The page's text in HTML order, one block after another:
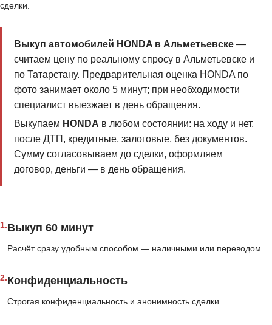
сделки.
Выкуп автомобилей HONDA в Альметьевске—
считаем цену по реальному спросу в Альметьевске и
по Татарстану. Предварительная оценка HONDA по
фото занимает около 5 минут; при необходимости
специалист выезжает в день обращения.
Выкупаем HONDA в любом состоянии: на ходу и нет,
после ДТП, кредитные, залоговые, без документов.
Сумму согласовываем до сделки, оформляем
договор, деньги — в день обращения.
1.Выкуп 60 минут
Расчёт сразу удобным способом — наличными или переводом.
2.Конфиденциальность
Строгая конфиденциальность и анонимность сделки.